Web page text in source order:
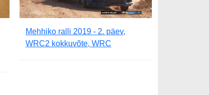
Mehhiko ralli 2019 - 2. päev,
WRC2 kokkuvõte, WRC